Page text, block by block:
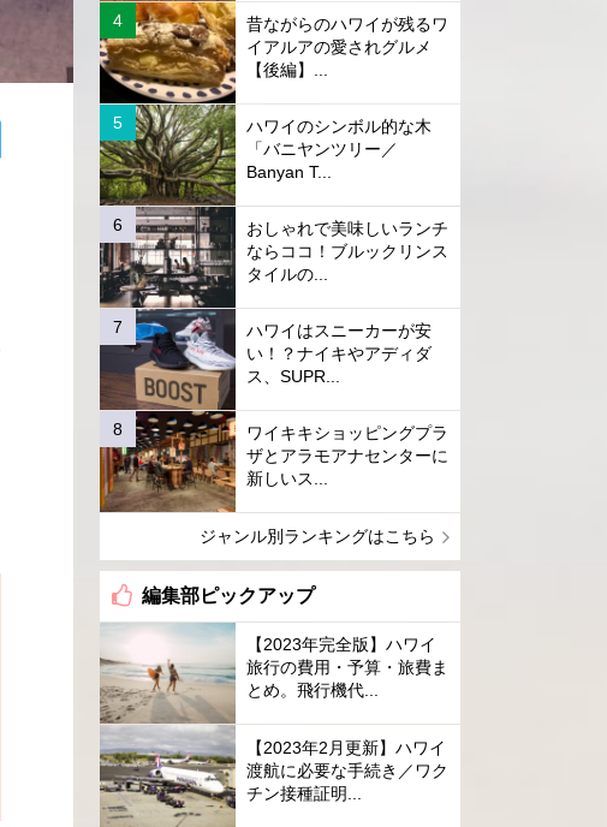
昔ながらのハワイが残るワ
イアルアの愛されグルメ
【後編】...
ハワイのシンボル的な木
「バニヤンツリー／
Banyan T...
おしゃれで美味しいランチ
ならココ！ブルックリンス
タイルの...
ハワイはスニーカーが安
い！？ナイキやアディダ
ス、SUPR...
ワイキキショッピングプラ
ザとアラモアナセンターに
新しいス...
ジャンル別ランキングはこちら
編集部ピックアップ
【2023年完全版】ハワイ
旅行の費用・予算・旅費ま
とめ。飛行機代...
【2023年2月更新】ハワイ
渡航に必要な手続き／ワク
チン接種証明...